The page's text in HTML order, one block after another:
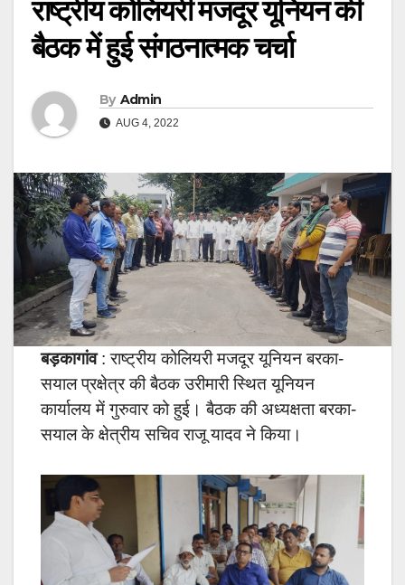
राष्ट्रीय कोलियरी मजदूर यूनियन की
बैठक में हुई संगठनात्मक चर्चा
By Admin
AUG 4, 2022
बड़कागांव: राष्ट्रीय कोलियरी मजदूर यूनियन बरका-
सयाल प्रक्षेत्र की बैठक उरीमारी स्थित यूनियन
कार्यालय में गुरुवार को हुई। बैठक की अध्यक्षता बरका-
सयाल के क्षेत्रीय सचिव राजू यादव ने किया।